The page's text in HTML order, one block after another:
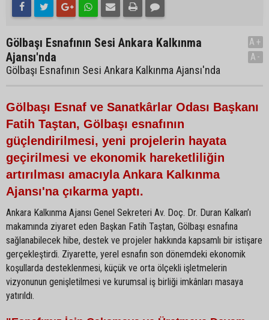
Gölbaşı Esnafının Sesi Ankara Kalkınma
Ajansı'nda
Gölbaşı Esnafının Sesi Ankara Kalkınma Ajansı'nda
A+
A-
Gölbaşı Esnaf ve Sanatkârlar Odası Başkanı
Fatih Taştan, Gölbaşı esnafının
güçlendirilmesi, yeni projelerin hayata
geçirilmesi ve ekonomik hareketliliğin
artırılması amacıyla Ankara Kalkınma
Ajansı'na çıkarma yaptı.
Ankara Kalkınma Ajansı Genel Sekreteri Av. Doç. Dr. Duran Kalkan’ı
makamında ziyaret eden Başkan Fatih Taştan, Gölbaşı esnafına
sağlanabilecek hibe, destek ve projeler hakkında kapsamlı bir istişare
gerçekleştirdi. Ziyarette, yerel esnafın son dönemdeki ekonomik
koşullarda desteklenmesi, küçük ve orta ölçekli işletmelerin
vizyonunun genişletilmesi ve kurumsal iş birliği imkânları masaya
yatırıldı.